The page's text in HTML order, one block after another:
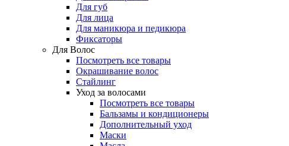
Для губ
Для лица
Для маникюра и педикюра
Фиксаторы
Для Волос
Посмотреть все товары
Окрашивание волос
Стайлинг
Уход за волосами
Посмотреть все товары
Бальзамы и кондиционеры
Дополнительный уход
Маски